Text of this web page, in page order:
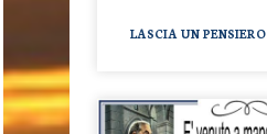
LASCIA UN PENSIERO